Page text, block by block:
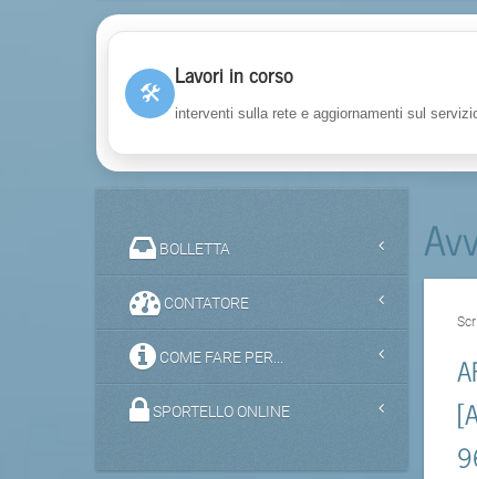
🛠
Lavori in corso
interventi sulla rete e aggiornamenti sul
BOLLETTA
CONTATORE
COME FARE PER...
SPORTELLO ONLINE